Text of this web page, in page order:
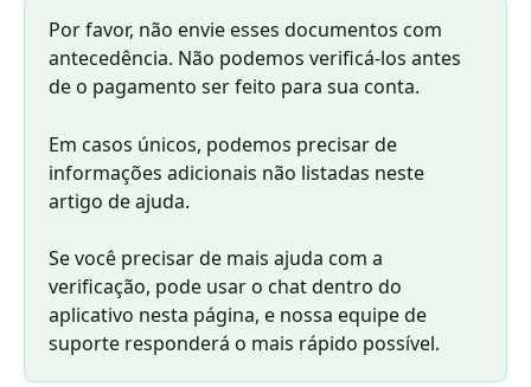
Por favor, não envie esses documentos com
antecedência. Não podemos verificá-los antes
de o pagamento ser feito para sua conta.
Em casos únicos, podemos precisar de
informações adicionais não listadas neste
artigo de ajuda.
Se você precisar de mais ajuda com a
verificação, pode usar o chat dentro do
aplicativo nesta página, e nossa equipe de
suporte responderá o mais rápido possível.